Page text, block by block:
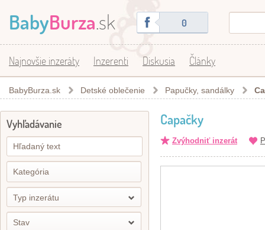
BabyBurza.sk 0
Najnovšie inzeráty Inzerenti Diskusia Články
BabyBurza.sk Detské oblečenie Papučky, sandálky
Vyhľadávanie
Typ inzerátu
Stav
Capačky
Zvýhodniť inzerát